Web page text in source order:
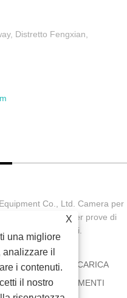
Distretto Fengxian,
Co., Ltd. Camera per
a secco, camera per prove di
Tutti i diritti riservati.
NOTIZIA
SCARICA
COLLEGAMENTI
X
una migliore
il
i contenuti.
il ​​nostro